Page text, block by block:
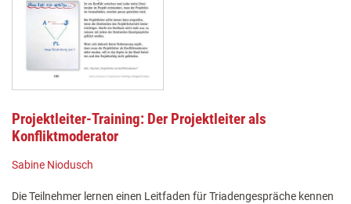
Projektleiter-Training: Der Projektleiter als
Konfliktmoderator
Sabine Niodusch
Die Teilnehmer lernen einen Leitfaden für Triadengespräche kennen